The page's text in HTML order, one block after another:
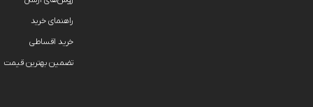
راهنمای خرید
خرید اقساطی
تضمین بهترین قیمت